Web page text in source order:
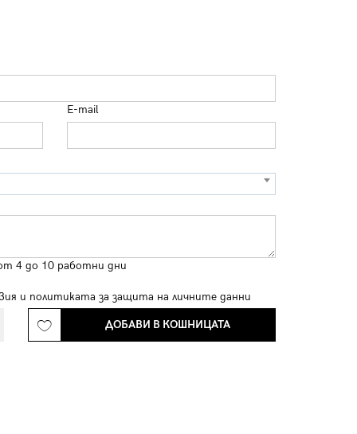
E-mail
4 до 10 работни дни
и политиката за защита на личните данни
ДОБАВИ В КОШНИЦАТА